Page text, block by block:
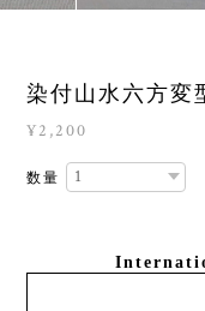
染付山水六方変
¥2,200
数量